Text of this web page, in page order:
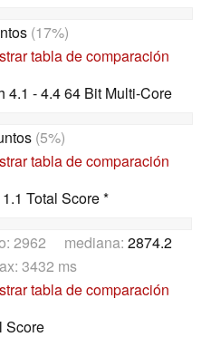
(17%)
tabla de comparación
4.1 - 4.4 64 Bit Multi-Core
(5%)
tabla de comparación
Total Score *
2962 mediana: 2874.2
3432 ms
tabla de comparación
Score